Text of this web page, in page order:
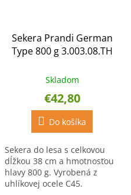
Sekera Prandi German
Type 800 g 3.003.08.TH
Skladom
€42,80
Do košíka
Sekera do lesa s celkovou
dĺžkou 38 cm a hmotnosťou
hlavy 800 g. Vyrobená z
uhlíkovej ocele C45.